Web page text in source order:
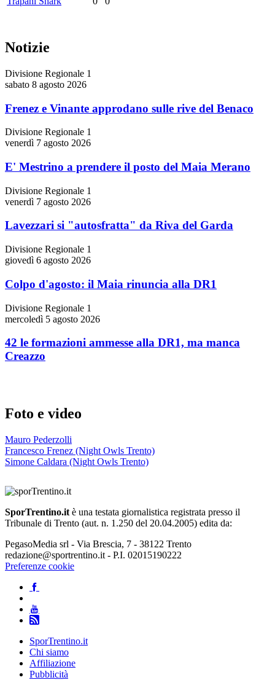
Notizie
Divisione Regionale 1
sabato 8 agosto 2026
Frenez e Vinante approdano sulle rive del Benaco
Divisione Regionale 1
venerdì 7 agosto 2026
E' Mestrino a prendere il posto del Maia Merano
Divisione Regionale 1
venerdì 7 agosto 2026
Lavezzari si "autosfratta" da Riva del Garda
Divisione Regionale 1
giovedì 6 agosto 2026
Colpo d'agosto: il Maia rinuncia alla DR1
Divisione Regionale 1
mercoledì 5 agosto 2026
42 le formazioni ammesse alla DR1, ma manca
Creazzo
Foto e video
Mauro Pederzolli
Francesco Frenez (Night Owls Trento)
Simone Caldara (Night Owls Trento)
SporTrentino.it è una testata giornalistica registrata presso il
Tribunale di Trento (aut. n. 1.250 del 20.04.2005) edita da:
PegasoMedia srl - Via Brescia, 7 - 38122 Trento
redazione@sportrentino.it - P.I. 02015190222
Preferenze cookie
SporTrentino.it
Chi siamo
Affiliazione
Pubblicità